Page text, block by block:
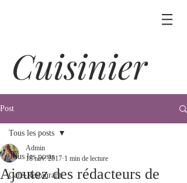
Cuisinier
Post
Tous les posts
Café-Restaurant
Tous les posts
Ajoutez des rédacteurs de
Admin
18 nov. 2017 1 min de lecture